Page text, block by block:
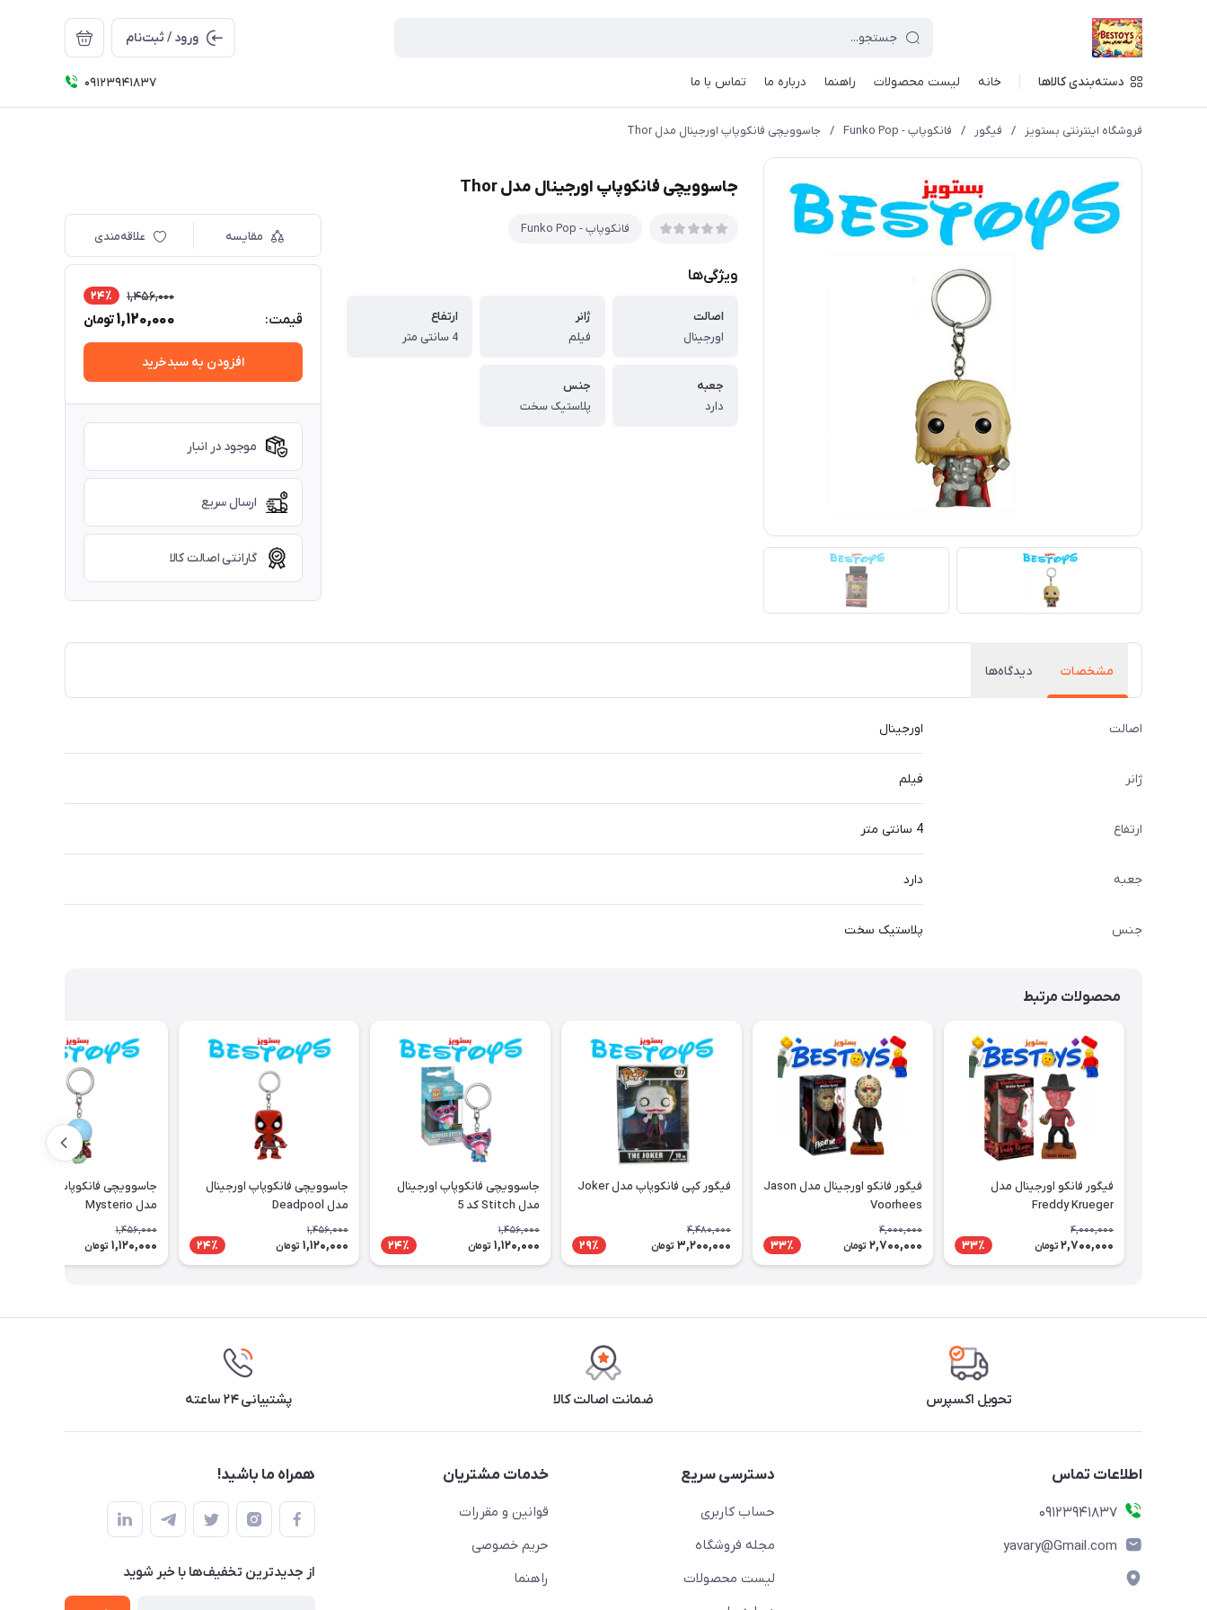
ورود / ثبت‌نام
دسته‌بندی کالاها خانه لیست محصولات راهنما درباره ما تماس با ما 09123941837
فروشگاه اینترنتی بستویز / فیگور / فانکوپاپ - Funko Pop / جاسوویچی فانکوپاپ اورجینال مدل Thor
جاسوویچی فانکوپاپ اورجینال مدل Thor
فانکوپاپ - Funko Pop
ویژگی‌ها
اصالت
اورجینال
ژانر
فیلم
ارتفاع
4 سانتی متر
جعبه
دارد
جنس
پلاستیک سخت
مقایسه علاقه‌مندی
قیمت:
1,456,000 24٪
1,120,000تومان
افزودن به سبدخرید
موجود در انبار
ارسال سریع
گارانتی اصالت کالا
مشخصات دیدگاه‌ها
اصالت اورجینال
ژانر فیلم
ارتفاع 4 سانتی متر
جعبه دارد
جنس پلاستیک سخت
محصولات مرتبط
فیگور فانکو اورجینال مدل
Freddy Krueger
4,000,000
2,700,000 تومان 33٪
فیگور فانکو اورجینال مدل Jason
Voorhees
4,000,000
2,700,000 تومان 33٪
فیگور کپی فانکوپاپ مدل Joker
4,480,000
3,200,000 تومان 29٪
جاسوویچی فانکوپاپ اورجینال
مدل Stitch کد 5
1,456,000
1,120,000 تومان 24٪
جاسوویچی فانکوپاپ اورجینال
مدل Deadpool
1,456,000
1,120,000 تومان 24٪
جاسوویچی فانکوپاپ اورجینال
مدل Mysterio
1,456,000
1,120,000 تومان
تحویل اکسپرس ضمانت اصالت کالا پشتیبانی ۲۴ ساعته
اطلاعات تماس
09123941837
yavary@Gmail.com
دسترسی سریع
حساب کاربری
مجله فروشگاه
لیست محصولات
خدمات مشتریان
قوانین و مقررات
حریم خصوصی
راهنما
همراه ما باشید!
از جدید‌ترین تخفیف‌ها با‌ خبر شوید